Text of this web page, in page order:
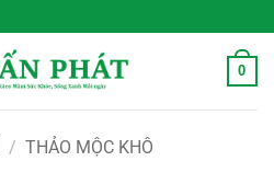
0
/ THẢO MỘC KHÔ